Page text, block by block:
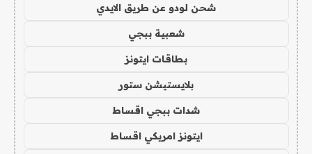
شحن لودو عن طريق الايدي
شعبية ببجي
بطاقات ايتونز
بلايستيشن ستور
شدات ببجي اقساط
ايتونز امريكي اقساط